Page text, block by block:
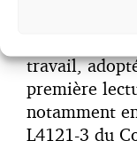
que dans le
travail,
première
notamment
L4121-3 du